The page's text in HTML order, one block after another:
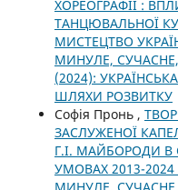
ХОРЕОГРАФІЇ :
ТАНЦЮВАЛЬНОЇ
МИСТЕЦТВО
МИНУЛЕ,
(2024):
ШЛЯХИ РОЗВИТКУ
Софія Пронь ,
ЗАСЛУЖЕНОЇ
Г.І. МАЙБОРОДИ В
УМОВАХ 2013-2024